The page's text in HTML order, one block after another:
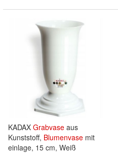
KADAX Grabvase aus
Kunststoff, Blumenvase mit
einlage, 15 cm, Weiß